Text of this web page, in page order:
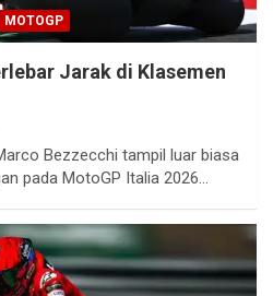
MOTOGP
Jarak di Klasemen
Bezzecchi tampil luar biasa
pada MotoGP Italia 2026…